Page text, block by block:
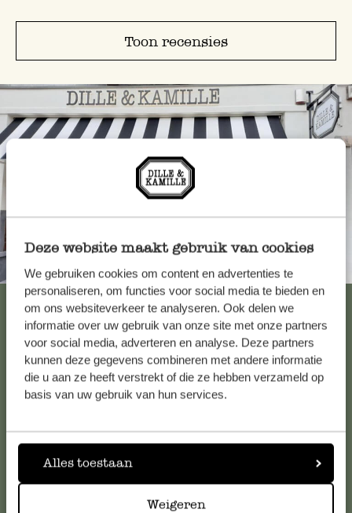
Deze website maakt gebruik van cookies
We gebruiken cookies om content en advertenties te
personaliseren, om functies voor social media te bieden en
om ons websiteverkeer te analyseren. Ook delen we
informatie over uw gebruik van onze site met onze partners
voor social media, adverteren en analyse. Deze partners
kunnen deze gegevens combineren met andere informatie
die u aan ze heeft verstrekt of die ze hebben verzameld op
basis van uw gebruik van hun services.
Alles toestaan
Weigeren
Toon recensies
Altijd in de buurt
Bekijk alle 62 winkels
Klantenservice
klantenservice. Of bekijk hier het antwoord op de
meestgestelde vragen